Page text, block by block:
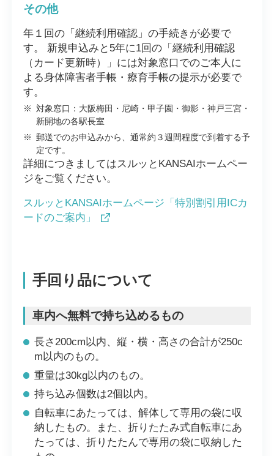
その他
年１回の「継続利用確認」の手続きが必要で
す。 新規申込みと5年に1回の「継続利用確認
（カード更新時）」には対象窓口でのご本人に
よる身体障害者手帳・療育手帳の提示が必要で
す。
※ 対象窓口：大阪梅田・尼崎・甲子園・御影・神戸三宮・
新開地の各駅長室
※ 郵送でのお申込みから、通常約３週間程度で到着する予
定です。
詳細につきましてはスルッとKANSAIホームペー
ジをご覧ください。
スルッとKANSAIホームページ「特別割引用ICカ
ードのご案内」
手回り品について
車内へ無料で持ち込めるもの
長さ200cm以内、縦・横・高さの合計が250c
m以内のもの。
重量は30kg以内のもの。
持ち込み個数は2個以内。
自転車にあたっては、解体して専用の袋に収
納したもの。また、折りたたみ式自転車にあ
たっては、折りたたんで専用の袋に収納した